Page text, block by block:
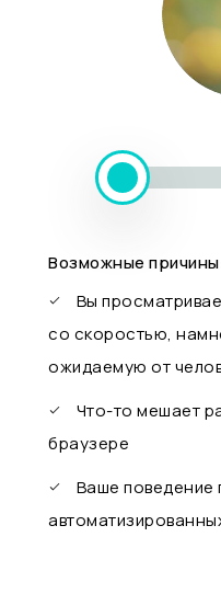
Возможные
Вы
со скоростью,
ожидаемую от
Что-то мешает
браузере
Ваше поведение